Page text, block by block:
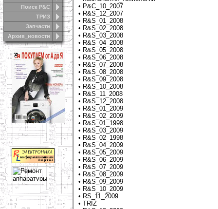
Поиск Р&С
ТРИЗ
Запчасти
Архив_новости
• Р&C_10_2007
• R&S_12_2007
• R&S_01_2008
• R&S_02_2008
• R&S_03_2008
• R&S_04_2008
• R&S_05_2008
• R&S_06_2008
• R&S_07_2008
• R&S_08_2008
• R&S_09_2008
• R&S_10_2008
• R&S_11_2008
• R&S_12_2008
• R&S_01_2009
• R&S_02_2009
• R&S_01_1998
• R&S_03_2009
• R&S_02_1998
• R&S_04_2009
• R&S_05_2009
• R&S_06_2009
• R&S_07_2009
• R&S_08_2009
• R&S_09_2009
• R&S_10_2009
• RS_11_2009
• TRIZ